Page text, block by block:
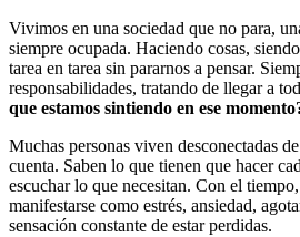
Vivimos en una sociedad que no para,
siempre ocupada. Haciendo cosas,
tarea en tarea sin pararnos a pensar.
responsabilidades, tratando de llegar a
que estamos sintiendo en ese
Muchas personas viven desconectadas
cuenta. Saben lo que tienen que hacer
escuchar lo que necesitan. Con el
manifestarse como estrés, ansiedad,
sensación constante de estar perdidas.